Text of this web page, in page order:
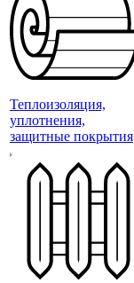
Теплоизоляция,
уплотнения,
защитные покрытия